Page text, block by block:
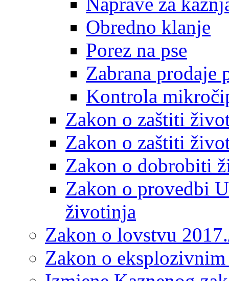
Obredno klanje
Porez na pse
Zabrana prodaje
Kontrola
Zakon o zaštiti
Zakon o zaštiti
Zakon o dobrobiti
Zakon o provedbi
životinja
Zakon o lovstvu
Zakon o